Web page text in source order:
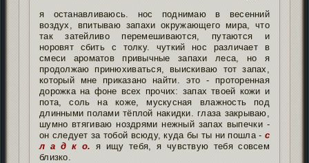
я останавливаюсь. нос поднимаю в весенний
воздух, впитываю запахи окружающего мира, что
так затейливо перемешиваются, путаются и
норовят сбить с толку. чуткий нос различает в
смеси ароматов привычные запахи леса, но я
продолжаю принюхиваться, выискиваю тот запах,
который мне приказано найти. это - проторенная
дорожка на фоне всех прочих: запах твоей кожи и
пота, соль на коже, мускусная влажность под
длинными полами тёплой накидки. глаза закрываю,
шумно втягиваю ноздрями нежный запах выпечки -
он следует за тобой всюду, куда бы ты ни пошла - с
л а д к о. я ищу тебя, я чувствую тебя совсем
близко.